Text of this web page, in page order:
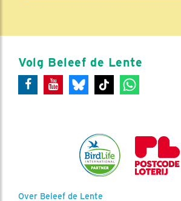
Volg Beleef de Lente
Over Beleef de Lente